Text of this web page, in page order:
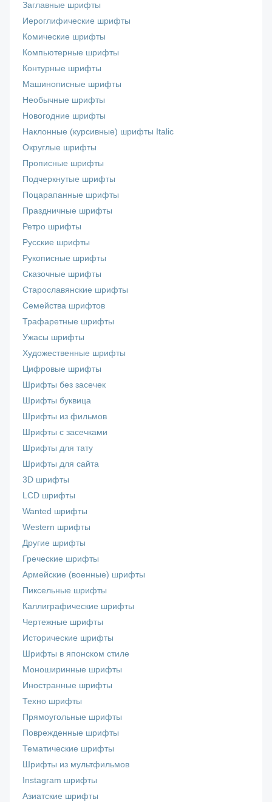
Заглавные шрифты
Иероглифические шрифты
Комические шрифты
Компьютерные шрифты
Контурные шрифты
Машинописные шрифты
Необычные шрифты
Новогодние шрифты
Наклонные (курсивные) шрифты Italic
Округлые шрифты
Прописные шрифты
Подчеркнутые шрифты
Поцарапанные шрифты
Праздничные шрифты
Ретро шрифты
Русские шрифты
Рукописные шрифты
Сказочные шрифты
Старославянские шрифты
Семейства шрифтов
Трафаретные шрифты
Ужасы шрифты
Художественные шрифты
Цифровые шрифты
Шрифты без засечек
Шрифты буквица
Шрифты из фильмов
Шрифты с засечками
Шрифты для тату
Шрифты для сайта
3D шрифты
LCD шрифты
Wanted шрифты
Western шрифты
Другие шрифты
Греческие шрифты
Армейские (военные) шрифты
Пиксельные шрифты
Каллиграфические шрифты
Чертежные шрифты
Исторические шрифты
Шрифты в японском стиле
Моноширинные шрифты
Иностранные шрифты
Техно шрифты
Прямоугольные шрифты
Поврежденные шрифты
Тематические шрифты
Шрифты из мультфильмов
Instagram шрифты
Азиатские шрифты